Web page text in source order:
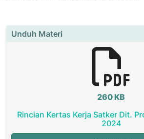
Unduh Materi
260 KB
Rincian Kertas Kerja Satker Dit.
2024